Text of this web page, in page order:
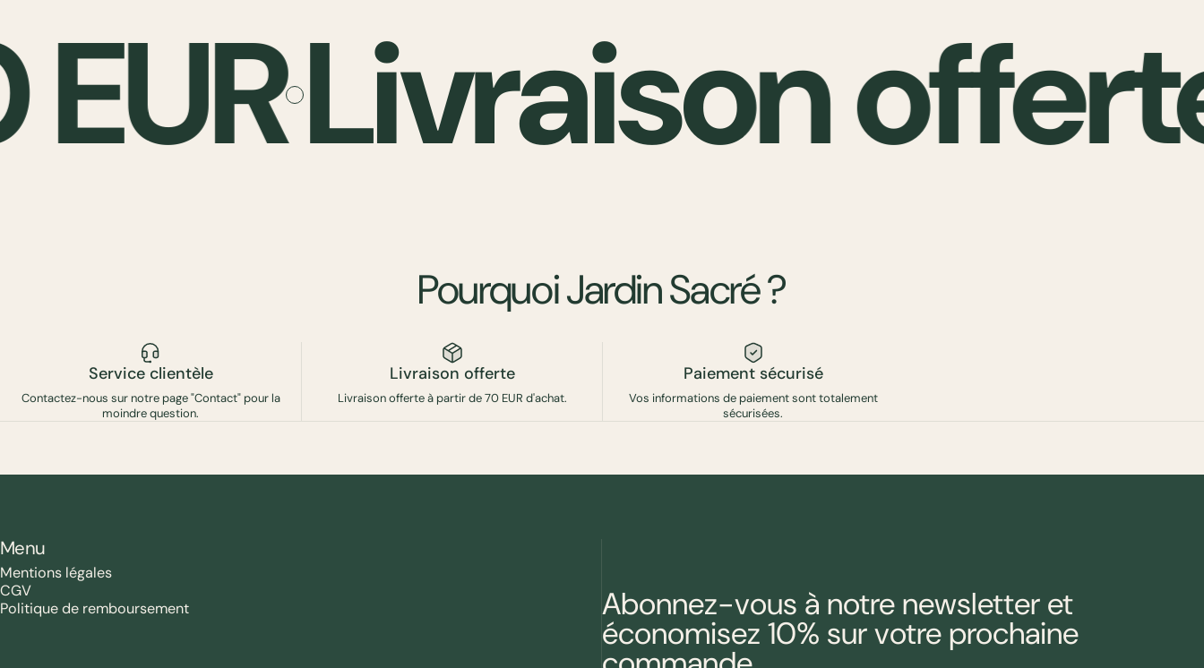
Livraison
PourquoiJardinSacré?
Service clientèle
Contactez-nous sur notre page "Contact" pour la
moindre question.
Livraison offerte
Livraison offerte à partir de 70 EUR d'achat.
Paiement sécurisé
Vos informations de paiement sont totalement
sécurisées.
Menu
Mentions légales
CGV
Politique de remboursement
Abonnez-vous à notre newsletter et
économisez 10% sur votre prochaine